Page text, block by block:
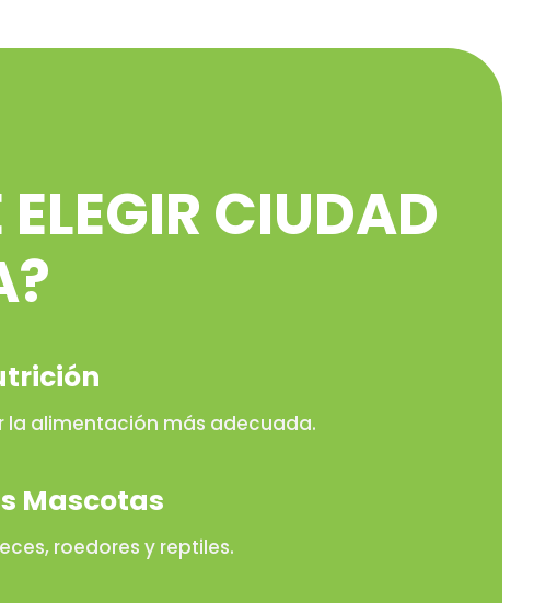
CIUDAD
la alimentación más adecuada.
Mascotas
roedores y reptiles.